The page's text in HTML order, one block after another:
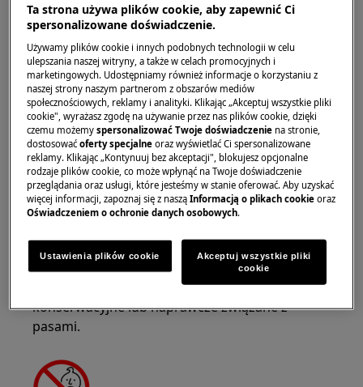
Należy nosić okulary ochronne podczas
wykonywania prac konserwacyjnych lub
naprawczych związanych ze sprężynami.
OSTRZEŻENIE!RYZYKO PRZYTRAPNIĘCIA
Załóż rękawice ochronne, jeśli wykonujesz prace
konserwacyjne lub naprawcze związane z
pasami.
Ta strona używa plików cookie, aby zapewnić Ci
spersonalizowane doświadczenie.
Używamy plików cookie i innych podobnych technologii w celu
ulepszania naszej witryny, a także w celach promocyjnych i
marketingowych. Udostępniamy również informacje o korzystaniu z
naszej strony naszym partnerom z obszarów mediów
społecznościowych, reklamy i analityki. Klikając „Akceptuj wszystkie pliki
cookie", wyrażasz zgodę na używanie przez nas plików cookie, dzięki
czemu możemyspersonalizować Twoje doświadczenie na stronie,
dostosowaćoferty specjalne oraz wyświetlać Ci spersonalizowane
reklamy. Klikając „Kontynuuj bez akceptacji", blokujesz opcjonalne
rodzaje plików cookie, co może wpłynąć na Twoje doświadczenie
przeglądania oraz usługi, które jesteśmy w stanie oferować. Aby uzyskać
więcej informacji, zapoznaj się z nasząInformacją o plikach cookie oraz
Oświadczeniem o ochronie danych osobowych.
Ustawienia plików cookie
Akceptuj wszystkie pliki
cookie